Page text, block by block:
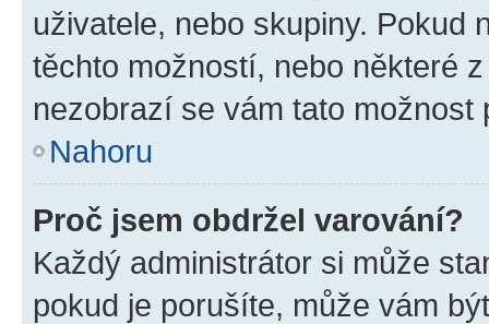
uživatele, nebo skupiny. Pokud
těchto možností, nebo některé
nezobrazí se vám tato
Nahoru
Proč jsem obdržel varování?
Každý administrátor si může
pokud je porušíte, může vám